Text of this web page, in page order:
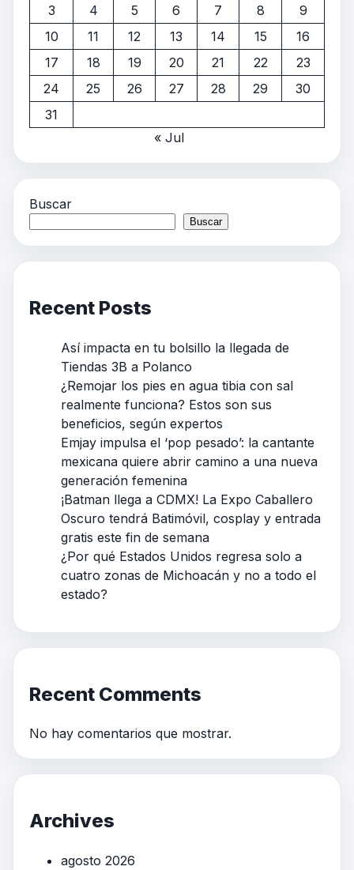
3 4 5 6 7 8
9
10
11 12 13 14 15
16
17
18 19 20 21 22
23
24
25 26 27 28 29
30
31
« Jul
Buscar
Buscar
Recent Posts
Así impacta en tu bolsillo la llegada de
Tiendas 3B a Polanco
¿Remojar los pies en agua tibia con sal
realmente funciona? Estos son sus
beneficios, según expertos
Emjay impulsa el ‘pop pesado’: la cantante
mexicana quiere abrir camino a una nueva
generación femenina
¡Batman llega a CDMX! La Expo Caballero
Oscuro tendrá Batimóvil, cosplay y entrada
gratis este fin de semana
¿Por qué Estados Unidos regresa solo a
cuatro zonas de Michoacán y no a todo el
estado?
Recent Comments
No hay comentarios que mostrar.
Archives
agosto 2026